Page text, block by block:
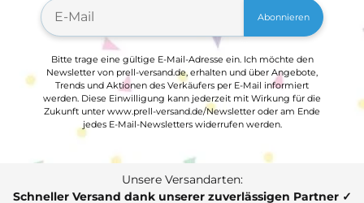
Abonnieren
Bitte trage eine gültige E-Mail-Adresse ein. Ich möchte den
Newsletter von prell-versand.de, erhalten und über Angebote,
Trends und Aktionen des Verkäufers per E-Mail informiert
werden. Diese Einwilligung kann jederzeit mit Wirkung für die
Zukunft unter www.prell-versand.de/Newsletter oder am Ende
jedes E-Mail-Newsletters widerrufen werden.
Unsere Versandarten:
Schneller Versand dank unserer zuverlässigen Partner ✓